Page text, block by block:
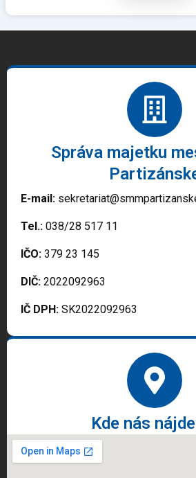
Správa majetku
E-mail:
Tel.: 038/28 517 11
IČO: 379 23 145
DIČ: 2022092963
IČ DPH: SK2022092963
Kde nás